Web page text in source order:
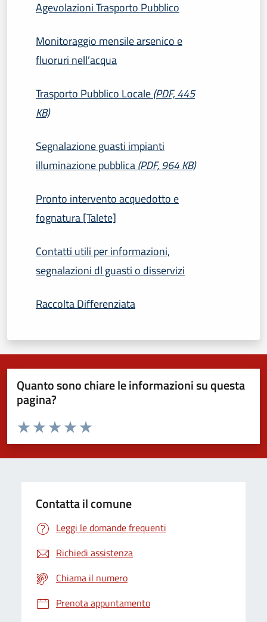
Agevolazioni Trasporto Pubblico
Monitoraggio mensile arsenico e
fluoruri nell’acqua
Trasporto Pubblico Locale(PDF, 445
KB)
Segnalazione guasti impianti
illuminazione pubblica(PDF, 964 KB)
Pronto intervento acquedotto e
fognatura [Talete]
Contatti utili per informazioni,
segnalazioni dl guasti o disservizi
Raccolta Differenziata
Quanto sono chiare le informazioni su questa
pagina?
Domanda
Valuta da 1 a 5 stelle la pagina
Valuta 5 stelle su 5
Valuta 4 stelle su 5
Valuta 3 stelle su 5
Valuta 2 stelle su 5
Valuta 1 stelle su 5
Contatta il comune
Leggi le domande frequenti
Richiedi assistenza
Chiama il numero
Prenota appuntamento